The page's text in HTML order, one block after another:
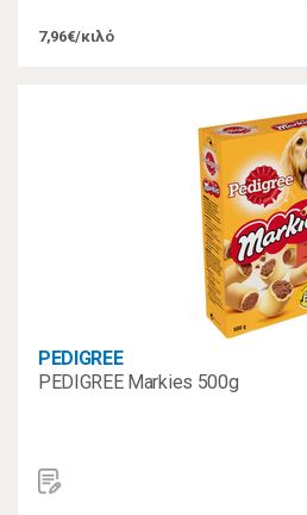
7,96€/κιλό
PEDIGREE
PEDIGREE Markies 500g